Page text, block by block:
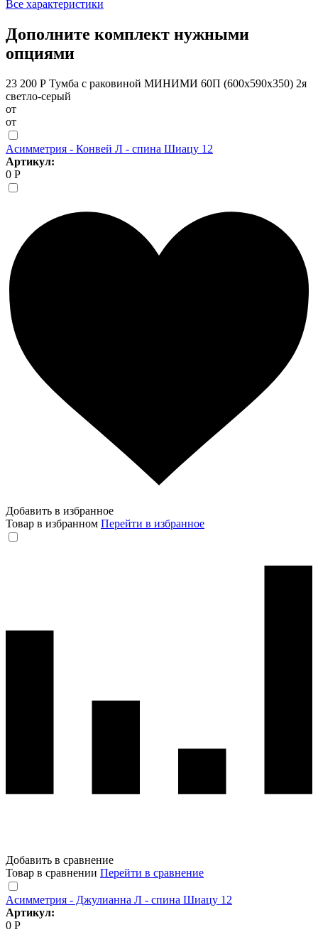
Все характеристики
Дополните комплект нужными
опциями
23 200 Р Тумба с раковиной МИНИМИ 60П (600x590x350) 2я
светло-серый
от
от
Асимметрия - Конвей Л - спина Шиацу 12
Артикул:
0 Р
Добавить в избранное
Товар в избранном Перейти в избранное
Добавить в сравнение
Товар в сравнении Перейти в сравнение
Асимметрия - Джулианна Л - спина Шиацу 12
Артикул:
0 Р